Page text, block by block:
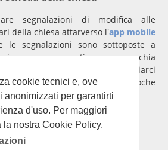
cookie tecnici e, ove
anonimizzati per garantirti
d'uso. Per maggiori
la nostra Cookie Policy.
segnalazioni di modifica alle
della chiesa attarverso l'app mobile
le segnalazioni sono sottoposte a
invece rappresenti una parrocchia
verificato per inviarci
che saranno gestite entro poche
scrivi ainfo@dindondan.app